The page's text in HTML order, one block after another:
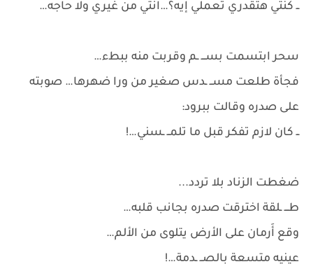
ــ كنتي هتقدري تعملي إيه؟…انتي من غيري ولا حاجه…
سحر ابتسمت بســـ ـم وقربت منه ببطء…
فجأة طلعت مســ ـدس صغير من ورا ضهرها… صوبته
على صدره وقالت ببرود:
ــ كان لازم تفكر قبل ما تلمــ ـسني…!
ضغطت الزناد بلا تردد...
طـــ ـلقة اخترقت صدره بجانب قلبه…
وقع أَرمان على الأرض يتلوى من الألم…
عينيه متسعة بالصــ ـدمة…!